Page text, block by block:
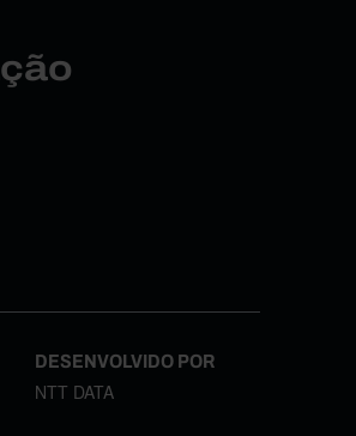
DESENVOLVIDO POR
NTT DATA